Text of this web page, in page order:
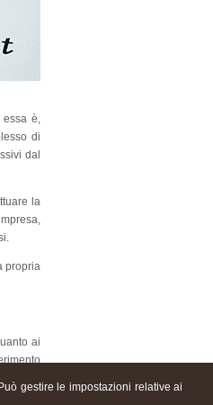
gestire le impostazioni relative ai
essa è,
di
dal
la
propria
ai
(detti